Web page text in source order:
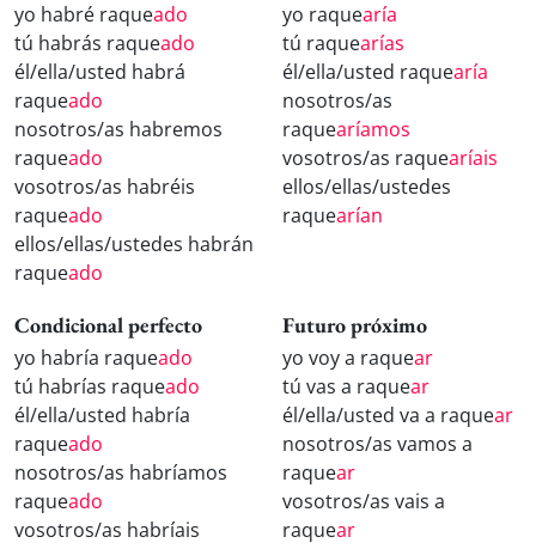
yo habré raqueado
tú habrás raqueado
él/ella/usted habrá
raqueado
nosotros/as habremos
raqueado
vosotros/as habréis
raqueado
ellos/ellas/ustedes habrán
raqueado
yo raquearía
tú raquearías
él/ella/usted raquearía
nosotros/as
raquearíamos
vosotros/as raquearíais
ellos/ellas/ustedes
raquearían
Condicional perfecto
yo habría raqueado
tú habrías raqueado
él/ella/usted habría
raqueado
nosotros/as habríamos
raqueado
vosotros/as habríais
Futuro próximo
yo voy a raquear
tú vas a raquear
él/ella/usted va a raquear
nosotros/as vamos a
raquear
vosotros/as vais a
raquear